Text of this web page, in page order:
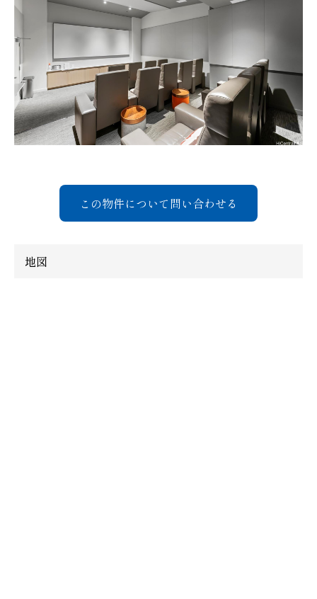
この物件について問い合わせる
地図